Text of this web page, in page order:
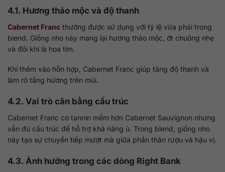
4.1. Hương thảo mộc và độ thanh
Cabernet Franc thường được sử dụng với tỷ lệ vừa phải trong
blend. Giống nho này mang lại hương thảo mộc, ớt chuông nhẹ
và đôi khi là hoa tím.
Khi thêm vào hỗn hợp, Cabernet Franc giúp tăng độ thanh và
làm rõ tầng hương trên mũi.
4.2. Vai trò cân bằng cấu trúc
Cabernet Franc có tannin mềm hơn Cabernet Sauvignon nhưng
vẫn đủ cấu trúc để hỗ trợ khả năng ủ. Trong blend, giống nho
này tạo sự chuyển tiếp mượt mà giữa phần thân rượu và hậu vị.
4.3. Ảnh hưởng trong các dòng Right Bank